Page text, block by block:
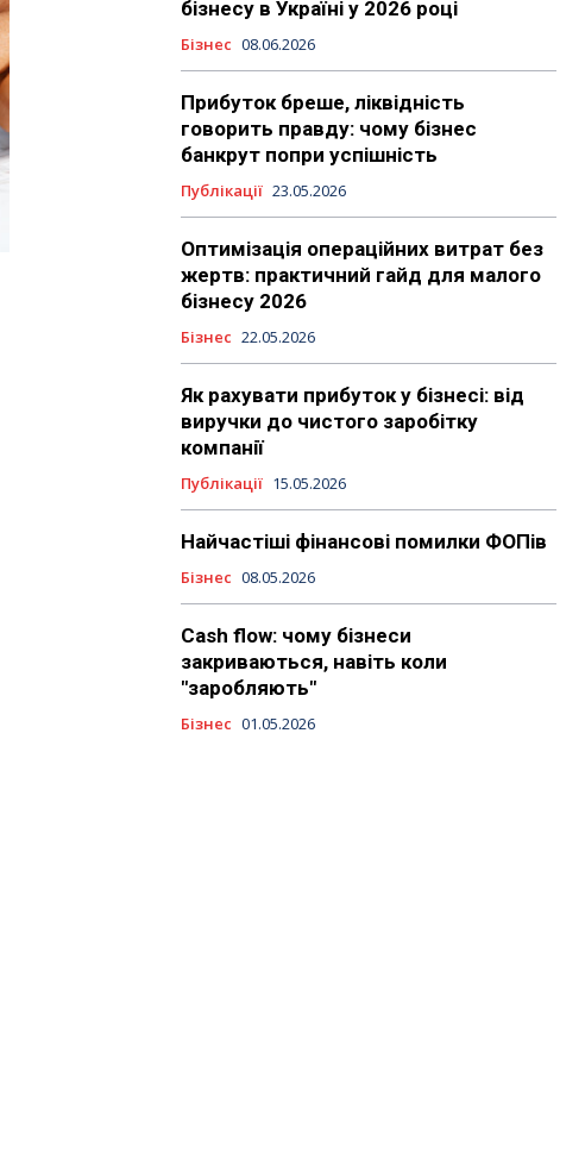
бізнесу в Україні у 2026 році
Бізнес 08.06.2026
Прибуток бреше, ліквідність
говорить правду: чому бізнес
банкрут попри успішність
Публікації 23.05.2026
Оптимізація операційних витрат без
жертв: практичний гайд для малого
бізнесу 2026
Бізнес 22.05.2026
Як рахувати прибуток у бізнесі: від
виручки до чистого заробітку
компанії
Публікації 15.05.2026
Найчастіші фінансові помилки ФОПів
Бізнес 08.05.2026
Cash flow: чому бізнеси
закриваються, навіть коли
"заробляють"
Бізнес 01.05.2026